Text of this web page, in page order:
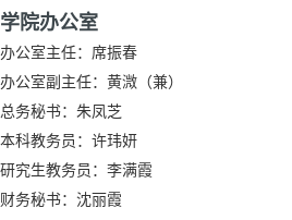
学院办公室
办公室主任：席振春
办公室副主任：黄溦（兼）
总务秘书：朱凤芝
本科教务员：许玮妍
研究生教务员：李满霞
财务秘书：沈丽霞